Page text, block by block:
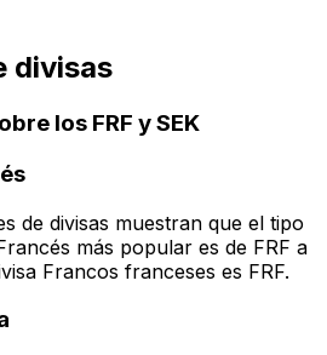
divisas
los FRF y SEK
de divisas muestran que el tipo
más popular es de FRF a
Francos franceses es FRF.